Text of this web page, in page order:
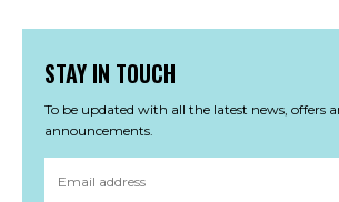
STAY IN TOUCH
To be updated with all the latest news, offers
announcements.